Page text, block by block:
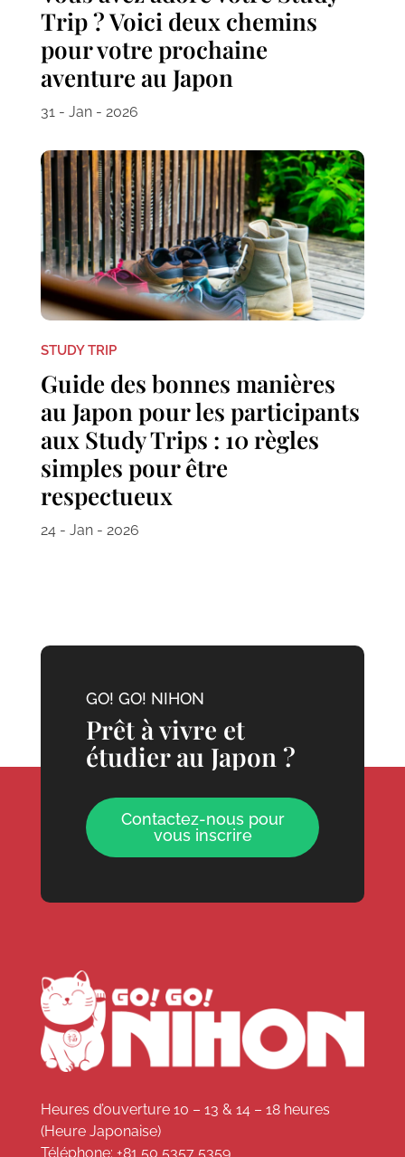
Trip ? Voici deux chemins
pour votre prochaine
aventure au Japon
31 - Jan - 2026
STUDY TRIP
Guide des bonnes manières
au Japon pour les participants
aux Study Trips : 10 règles
simples pour être
respectueux
24 - Jan - 2026
GO! GO! NIHON
Prêt à vivre et
étudier au Japon ?
Contactez-nous pour
vous inscrire
Heures d’ouverture 10 – 13 & 14 – 18 heures
(Heure Japonaise)
Téléphone: +81 50 5357 5359